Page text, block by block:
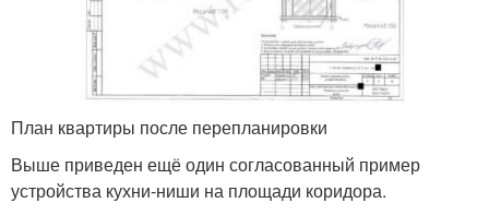
План квартиры после перепланировки
Выше приведен ещё один согласованный пример
устройства кухни-ниши на площади коридора.